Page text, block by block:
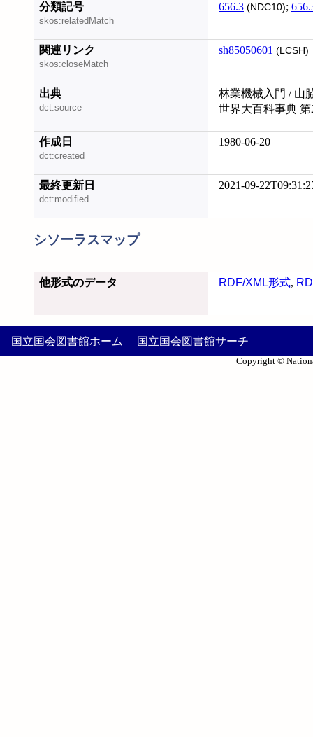
分類記号
skos:relatedMatch
656.3 (NDC10);
関連リンク
skos:closeMatch
sh85050601 (LCSH)
出典
dct:source
林業機械入門 / 山
世界大百科事典 第
作成日
dct:created
1980-06-20
最終更新日
dct:modified
2021-09-
シソーラスマップ
他形式のデータ RDF/XML形式,
国立国会図書館ホーム 国立国会図書館サーチ
Copyright ©